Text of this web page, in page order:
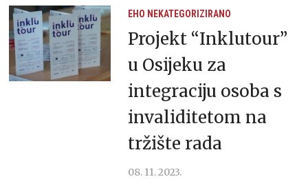
EHO NEKATEGORIZIRANO
Projekt “Inklutour”
u Osijeku za
integraciju osoba s
invaliditetom na
tržište rada
08. 11. 2023.